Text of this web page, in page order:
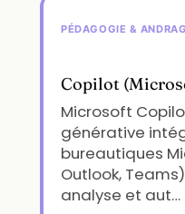
PÉDAGOGIE &
Copilot
Microsoft
générative
bureautiques
Outlook,
analyse et aut…